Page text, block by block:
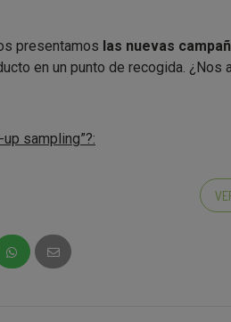
presentamos las nuevas
en un punto de recogida.
sampling”?:
el producto y además tienes un